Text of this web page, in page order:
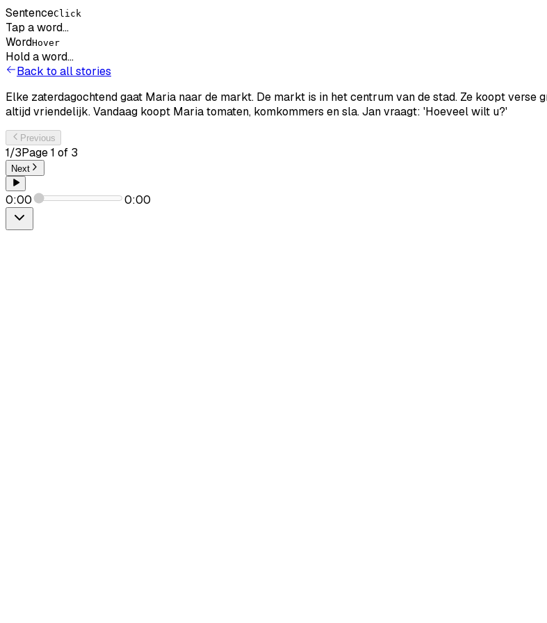
SentenceClick
Tap a word...
WordHover
Hold a word...
Back to all stories
Elke zaterdagochtendgaat Maria naar de markt. De markt is in hetcentrumvandestad. Ze kooptverse
altijdvriendelijk.Vandaag koopt Mariatomaten, komkommers ensla.Janvraagt: 'Hoeveelwilt u?'
Previous
1/3Page1 of 3
Next
0:00 0:00